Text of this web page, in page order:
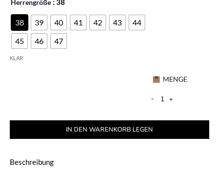
Herrengröße : 38
38 39 40 41 42 43
44
45
46 47
KLAR
MENGE
- +
IN DEN WARENKORB LEGEN
Beschreibung